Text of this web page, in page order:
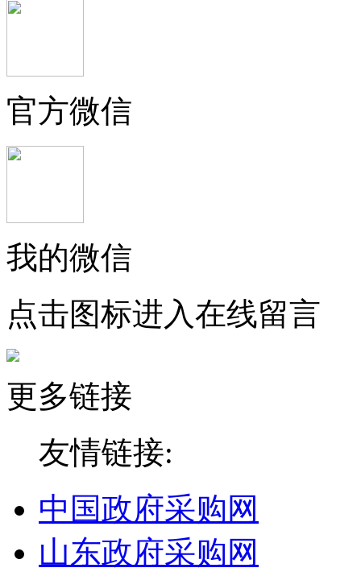
官方微信
我的微信
点击图标进入在线留言
更多链接
友情链接:
中国政府采购网
山东政府采购网